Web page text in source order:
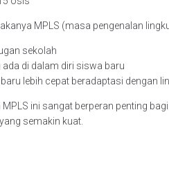
MPLS (masa pengenalan
sekolah
di dalam diri siswa baru
lebih cepat beradaptasi dengan
MPLS ini sangat berperan penting
semakin kuat.